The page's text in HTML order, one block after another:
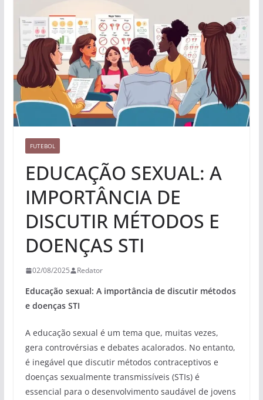
FUTEBOL
EDUCAÇÃO SEXUAL: A
IMPORTÂNCIA DE
DISCUTIR MÉTODOS E
DOENÇAS STI
02/08/2025 Redator
Educação sexual: A importância de discutir métodos
e doenças STI
A educação sexual é um tema que, muitas vezes,
gera controvérsias e debates acalorados. No entanto,
é inegável que discutir métodos contraceptivos e
doenças sexualmente transmissíveis (STIs) é
essencial para o desenvolvimento saudável de jovens